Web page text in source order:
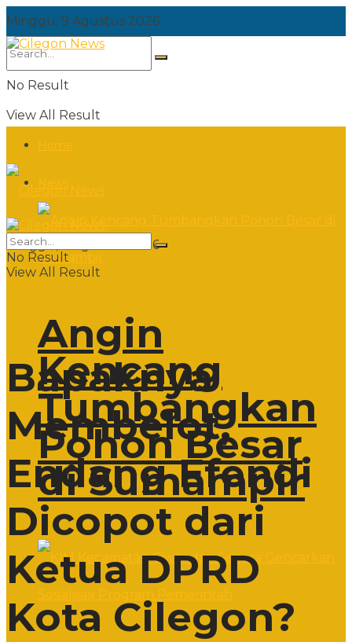
Minggu, 9 Agustus 2026
No Result
View All Result
Angin
Kencang
Tumbangkan
Pohon Besar
di Sumampir
Minggu, 9 Agustus 2026
No Result
View All Result
Bapaknya
Membelot,
Endang Efendi
Dicopot dari
Ketua DPRD
Kota Cilegon?